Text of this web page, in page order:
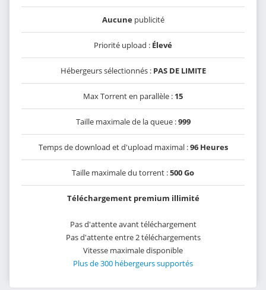
Aucunepublicité
Priorité upload : Élevé
Hébergeurs sélectionnés : PAS DE LIMITE
Max Torrent en parallèle : 15
Taille maximale de la queue :999
Temps de download et d'upload maximal :96 Heures
Taille maximale du torrent :500 Go
Téléchargement premium illimité
Pas d'attente avant téléchargement
Pas d'attente entre 2 téléchargements
Vitesse maximale disponible
Plus de 300 hébergeurs supportés